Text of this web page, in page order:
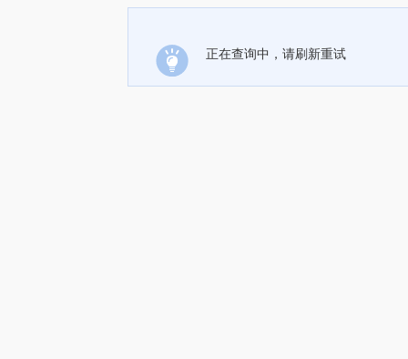
正在查询中，请刷新重试